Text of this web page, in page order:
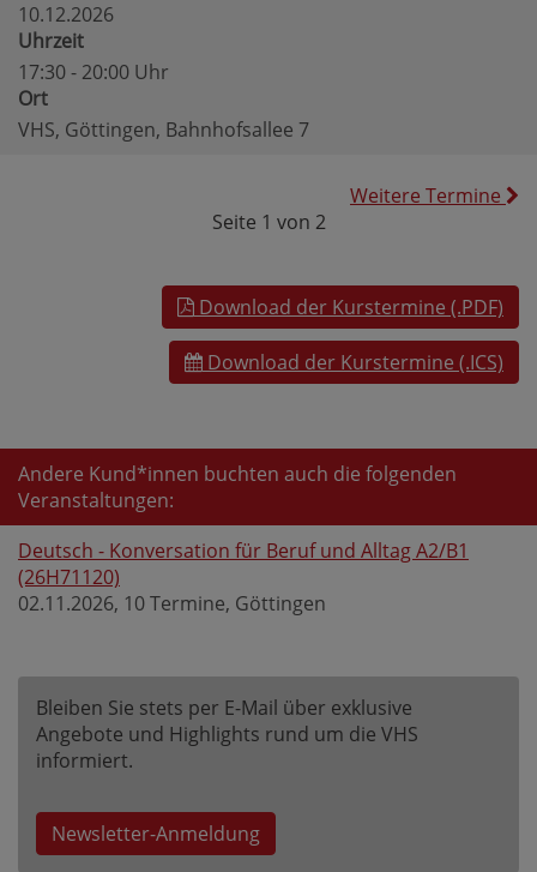
10.12.2026
Uhrzeit
17:30 - 20:00 Uhr
Ort
VHS, Göttingen, Bahnhofsallee 7
Weitere Termine
Seite 1 von 2
Download der Kurstermine (.PDF)
Download der Kurstermine (.ICS)
Andere Kund*innen buchten auch die folgenden
Veranstaltungen:
Deutsch - Konversation für Beruf und Alltag A2/B1
(26H71120)
02.11.2026, 10 Termine, Göttingen
Bleiben Sie stets per E-Mail über exklusive
Angebote und Highlights rund um die VHS
informiert.
Newsletter-Anmeldung